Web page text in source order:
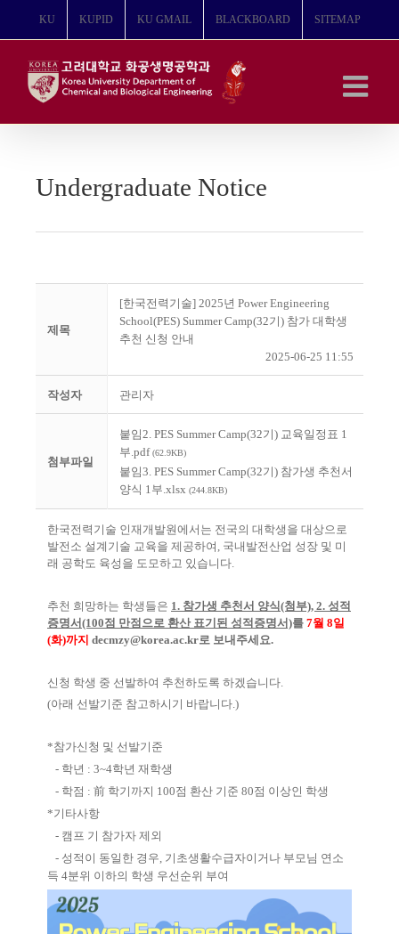
뛰
KU KUPID KU GMAIL BLACKBOARD SITEMAP
Undergraduate Notice
제목
[한국전력기술] 2025년 Power Engineering
School(PES) Summer Camp(32기) 참가 대학생
추천 신청 안내
2025-06-25 11:55
작성자 관리자
첨부파일
붙임2. PES Summer Camp(32기) 교육일정표 1
부.pdf(62.9KB)
붙임3. PES Summer Camp(32기) 참가생 추천서
양식 1부.xlsx (244.8KB)
한국전력기술 인재개발원에서는 전국의 대학생을 대상으로
발전소 설계기술 교육을 제공하여, 국내발전산업 성장 및 미
래 공학도 육성을 도모하고 있습니다.
추천 희망하는 학생들은 1. 참가생 추천서 양식(첨부), 2. 성적
증명서 (100점 만점으로 환산 표기된 성적증명서)를 7월 8일
(화)까지 decmzy@korea.ac.kr로 보내주세요.
신청 학생 중 선발하여 추천하도록 하겠습니다.
(아래 선발기준 참고하시기 바랍니다.)
*참가신청 및 선발기준
- 학년 : 3~4학년 재학생
- 학점 : 前 학기까지 100점 환산 기준 80점 이상인 학생
*기타사항
- 캠프 기 참가자 제외
- 성적이 동일한 경우, 기초생활수급자이거나 부모님 연소
득 4분위 이하의 학생 우선순위 부여